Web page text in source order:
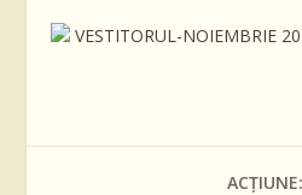
VESTITORUL-NOIEMBRIE
ACȚIUNE: